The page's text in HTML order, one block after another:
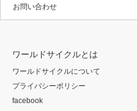
お問い合わせ
ワールドサイクルとは
ワールドサイクルについて
プライバシーポリシー
facebook